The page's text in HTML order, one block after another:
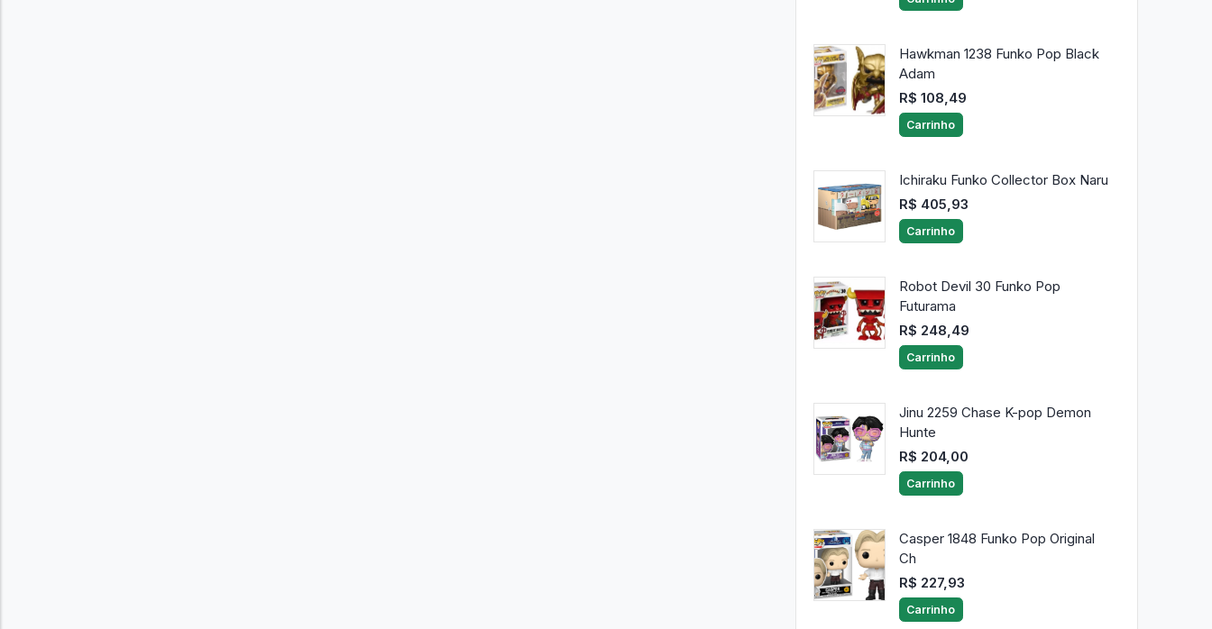
Hawkman 1238 Funko Pop Black
Adam
R$ 108,49
Carrinho
Ichiraku Funko Collector Box Naru
R$ 405,93
Carrinho
Robot Devil 30 Funko Pop
Futurama
R$ 248,49
Carrinho
Jinu 2259 Chase K-pop Demon
Hunte
R$ 204,00
Carrinho
Casper 1848 Funko Pop Original
Ch
R$ 227,93
Carrinho